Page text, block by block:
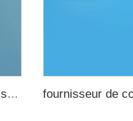
Bandelettes de test de piscine rapides et précises 15 en 1 pour eau potable